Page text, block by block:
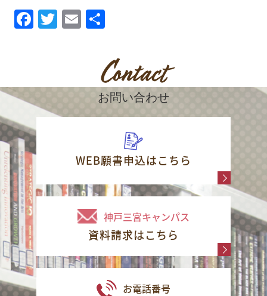
Facebook
Twitter
Email
Contact
お問い合わせ
WEB願書申込はこちら
神戸三宮キャンパス
資料請求はこちら
お電話番号